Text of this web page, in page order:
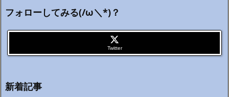
フォローしてみる(/ω＼*)？
Twitter
新着記事